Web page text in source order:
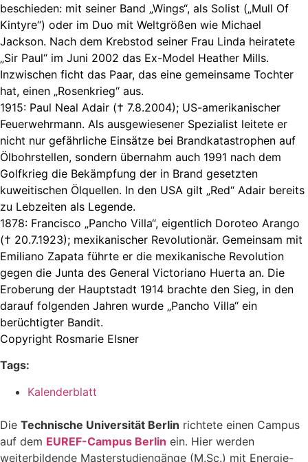
beschieden: mit seiner Band „Wings“, als Solist („Mull Of
Kintyre“) oder im Duo mit Weltgrößen wie Michael
Jackson. Nach dem Krebstod seiner Frau Linda heiratete
„Sir Paul“ im Juni 2002 das Ex-Model Heather Mills.
Inzwischen ficht das Paar, das eine gemeinsame Tochter
hat, einen „Rosenkrieg“ aus.
1915: Paul Neal Adair († 7.8.2004); US-amerikanischer
Feuerwehrmann. Als ausgewiesener Spezialist leitete er
nicht nur gefährliche Einsätze bei Brandkatastrophen auf
Ölbohrstellen, sondern übernahm auch 1991 nach dem
Golfkrieg die Bekämpfung der in Brand gesetzten
kuweitischen Ölquellen. In den USA gilt „Red“ Adair bereits
zu Lebzeiten als Legende.
1878: Francisco „Pancho Villa“, eigentlich Doroteo Arango
(† 20.7.1923); mexikanischer Revolutionär. Gemeinsam mit
Emiliano Zapata führte er die mexikanische Revolution
gegen die Junta des General Victoriano Huerta an. Die
Eroberung der Hauptstadt 1914 brachte den Sieg, in den
darauf folgenden Jahren wurde „Pancho Villa“ ein
berüchtigter Bandit.
Copyright Rosmarie Elsner
Tags:
Kalenderblatt
Die Technische Universität Berlin richtete einen Campus
auf dem EUREF-Campus Berlin ein. Hier werden
weiterbildende Masterstudiengänge (M.Sc.) mit Energie-